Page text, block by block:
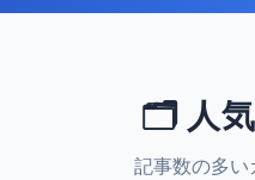
🗂️ 人気
記事数の多い